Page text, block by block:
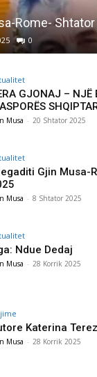
Rome-
0
GJONAJ – NJË
Musa - 20 Shtator 2025
Gjin Musa-
Musa - 8 Shtator 2025
Ndue Dedaj
Musa - 28 Korrik 2025
Katerina
Musa - 28 Korrik 2025